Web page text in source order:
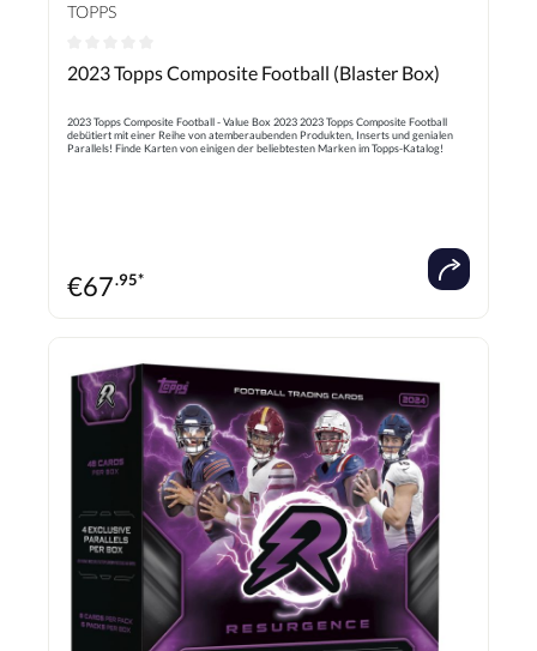
TOPPS
Durchschnittliche Bewertung von 0 von 5 Sternen
2023 Topps Composite Football (Blaster Box)
2023 Topps Composite Football - Value Box 2023 2023 Topps Composite Football
debütiert mit einer Reihe von atemberaubenden Produkten, Inserts und genialen
Parallels! Finde Karten von einigen der beliebtesten Marken im Topps-Katalog!
€67.95*